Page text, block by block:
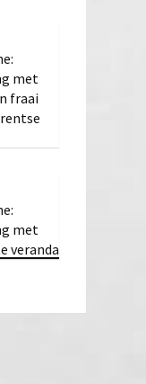
met
fraai
met
veranda